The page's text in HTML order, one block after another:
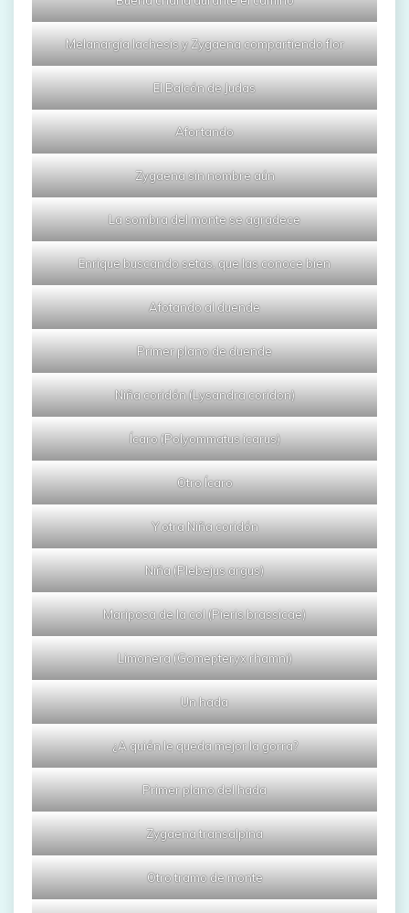
Melanargia lachesis y Zygaena compartiendo flor
El Balcón de Judas
Afortando
Zygaena sin nombre aún
La sombra del monte se agradece
Enrique buscando setas, que las conoce bien
Afotando al duende
Primer plano de duende
Niña coridón (Lysandra coridon)
Ícaro (Polyommatus icarus)
Otro Ícaro
Y otra Niña coridón
Niña (Plebejus argus)
Mariposa de la col (Pieris brassicae)
Limonera (Gomepteryx rhamni)
Un hada
¿A quién le queda mejor la gorra?
Primer plano del hada
Zygaena transalpina
Otro tramo de monte